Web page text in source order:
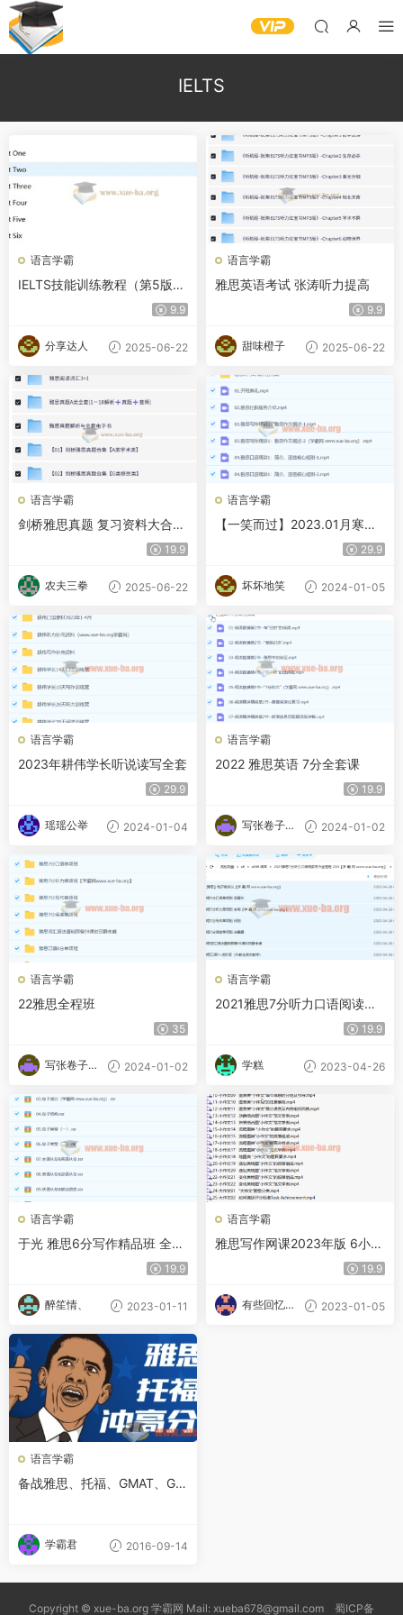
IELTS
语言学霸
IELTS技能训练教程（第5版）
听力 黑眼睛（第五版） 听力 P
9.9
分享达人 2025-06-22
语言学霸
雅思英语考试 张涛听力提高
9.9
甜味橙子 2025-06-22
语言学霸
剑桥雅思真题 复习资料大合集
19.9
农夫三拳 2025-06-22
语言学霸
【一笑而过】2023.01月寒假
29.9
坏坏地笑 2024-01-05
语言学霸
2023年耕伟学长听说读写全套
29.9
瑶瑶公举 2024-01-04
语言学霸
2022 雅思英语 7分全套课
19.9
写张卷子冷
2024-01-02
语言学霸
22雅思全程班
35
写张卷子冷
2024-01-02
语言学霸
2021雅思7分听力口语阅读写
作全程班 23G课程百度网盘下
19.9
学糕 2023-04-26
语言学霸
于光 雅思6分写作精品班 全18
19.9
醉笙情、 2023-01-11
语言学霸
雅思写作网课2023年版 6小时
高强度拿捏雅思作文 全42讲19.9
有些回忆忘
2023-01-05
语言学霸
备战雅思、托福、GMAT、GR
学霸君 2016-09-14
Copyright © xue-ba.org 学霸网 Mail: xueba678@gmail.com 蜀ICP备